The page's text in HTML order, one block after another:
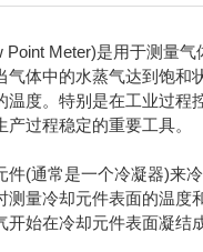
Meter)是用于测量气
气体中的水蒸气达到饱
温度。特别是在工业过
过程稳定的重要工具。
通常是一个冷凝器)来冷
测量冷却元件表面的温
始在冷却元件表面凝结